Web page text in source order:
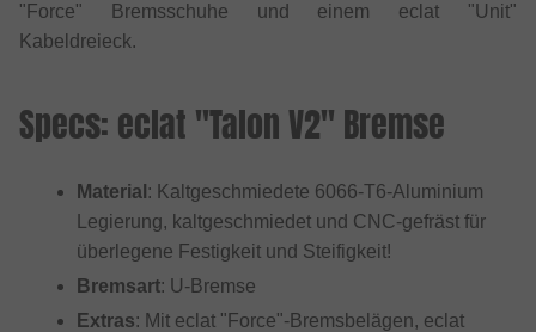
"Force" Bremsschuhe und einem eclat "Unit"
Kabeldreieck.
Specs: eclat "Talon V2" Bremse
Material : Kaltgeschmiedete 6066-T6-Aluminium
Legierung, kaltgeschmiedet und CNC-gefräst für
überlegene Festigkeit und Steifigkeit!
Bremsart: U-Bremse
Extras: Mit eclat "Force"-Bremsbelägen, eclat